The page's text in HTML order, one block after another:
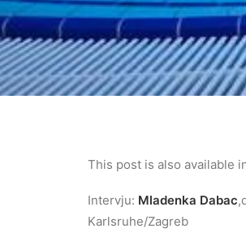
This post is also available
Intervju: Mladenka Dabac
Karlsruhe/Zagreb